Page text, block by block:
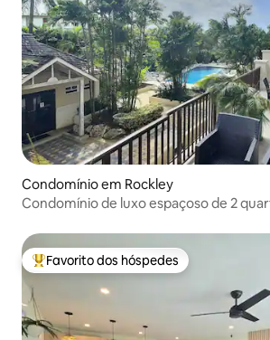
Condomínio em Rockley
Condomínio de luxo espaçoso de 2
Favoritos dos hóspedes mais apreciados
Favorito dos hóspedes